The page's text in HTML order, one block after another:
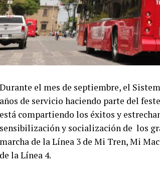
Durante el mes de septiembre, el
años de servicio haciendo parte del
está compartiendo los éxitos y
sensibilización y socialización de los
marcha de la Línea 3 de Mi Tren, Mi
de la Línea 4.